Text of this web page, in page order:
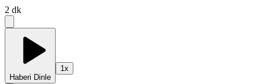
2 dk
Haberi Dinle
1x